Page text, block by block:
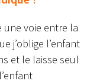
une voie entre la
j’oblige l’enfant
et le laisse seul